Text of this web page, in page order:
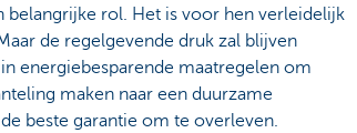
belangrijke rol. Het is voor hen verleidelijk
de regelgevende druk zal blijven
energiebesparende maatregelen om
maken naar een duurzame
beste garantie om te overleven.